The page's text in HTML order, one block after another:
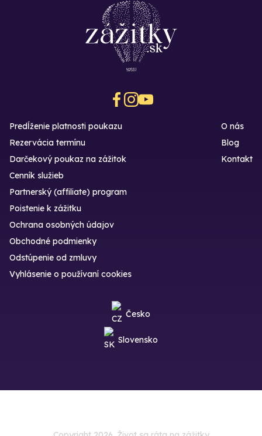
Predĺženie platnosti poukazu
Rezervácia termínu
Darčekový poukaz na zážitok
O nás
Blog
Kontakt
Cenník služieb
Partnerský (affiliate) program
Poistenie k zážitku
Ochrana osobných údajov
Obchodné podmienky
Odstúpenie od zmluvy
Vyhlásenie o používaní cookies
Česko
Slovensko